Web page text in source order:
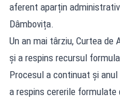
aferent aparțin
Dâmbovița.
Un an mai târziu, Curtea
și a respins recursul
Procesul a continuat și
a respins cererile formulate